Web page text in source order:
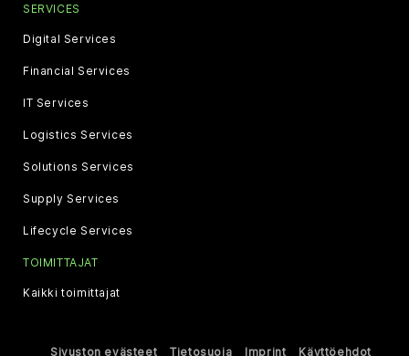
SERVICES
Digital Services
Financial Services
IT Services
Logistics Services
Solutions Services
Supply Services
Lifecycle Services
TOIMITTAJAT
Kaikki toimittajat
Sivuston evästeet Tietosuoja Imprint Käyttöehdot